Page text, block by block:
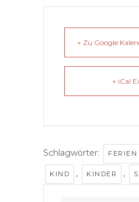
+ Zu Google
+ iCal
Schlagwörter: FERIEN
KIND , KINDER ,